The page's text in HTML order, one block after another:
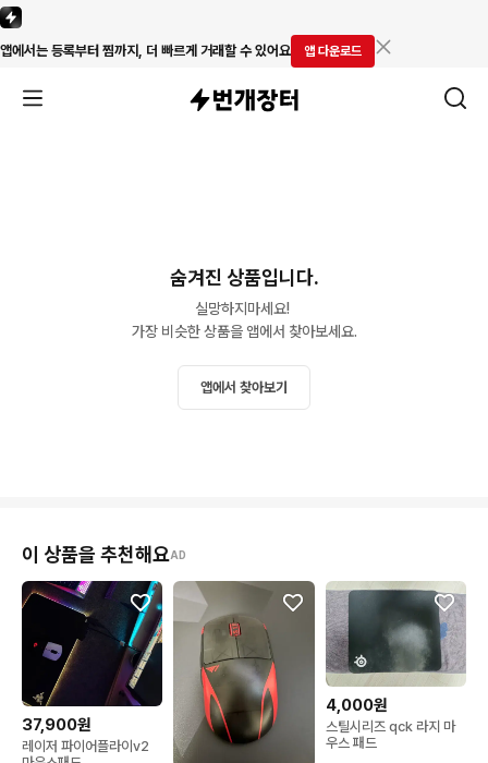
앱에서는 등록부터 찜까지, 더 빠르게 거래할 수 있어요 앱 다운로드
숨겨진 상품입니다.
실망하지마세요!
가장 비슷한 상품을 앱에서 찾아보세요.
앱에서 찾아보기
이 상품을 추천해요AD
37,900원
레이저 파이어플라이v2
4,000원
스틸시리즈 qck 라지 마
우스 패드